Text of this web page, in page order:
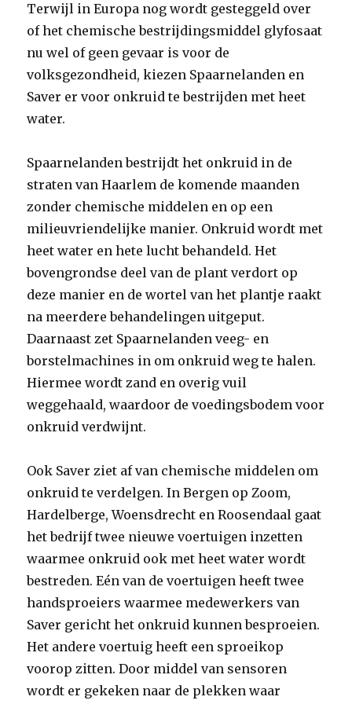
Terwijl in Europa nog wordt gesteggeld over
of het chemische bestrijdingsmiddel glyfosaat
nu wel of geen gevaar is voor de
volksgezondheid, kiezen Spaarnelanden en
Saver er voor onkruid te bestrijden met heet
water.
Spaarnelanden bestrijdt het onkruid in de
straten van Haarlem de komende maanden
zonder chemische middelen en op een
milieuvriendelijke manier. Onkruid wordt met
heet water en hete lucht behandeld. Het
bovengrondse deel van de plant verdort op
deze manier en de wortel van het plantje raakt
na meerdere behandelingen uitgeput.
Daarnaast zet Spaarnelanden veeg- en
borstelmachines in om onkruid weg te halen.
Hiermee wordt zand en overig vuil
weggehaald, waardoor de voedingsbodem voor
onkruid verdwijnt.
Ook Saver ziet af van chemische middelen om
onkruid te verdelgen. In Bergen op Zoom,
Hardelberge, Woensdrecht en Roosendaal gaat
het bedrijf twee nieuwe voertuigen inzetten
waarmee onkruid ook met heet water wordt
bestreden. Eén van de voertuigen heeft twee
handsproeiers waarmee medewerkers van
Saver gericht het onkruid kunnen besproeien.
Het andere voertuig heeft een sproeikop
voorop zitten. Door middel van sensoren
wordt er gekeken naar de plekken waar